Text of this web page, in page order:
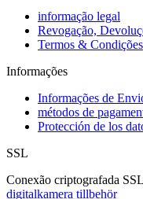
informação legal
Revogação,
Termos & Condições
Informações
Informações de
métodos de
Protección de los
SSL
Conexão criptografada SSL
digitalkamera tillbehör